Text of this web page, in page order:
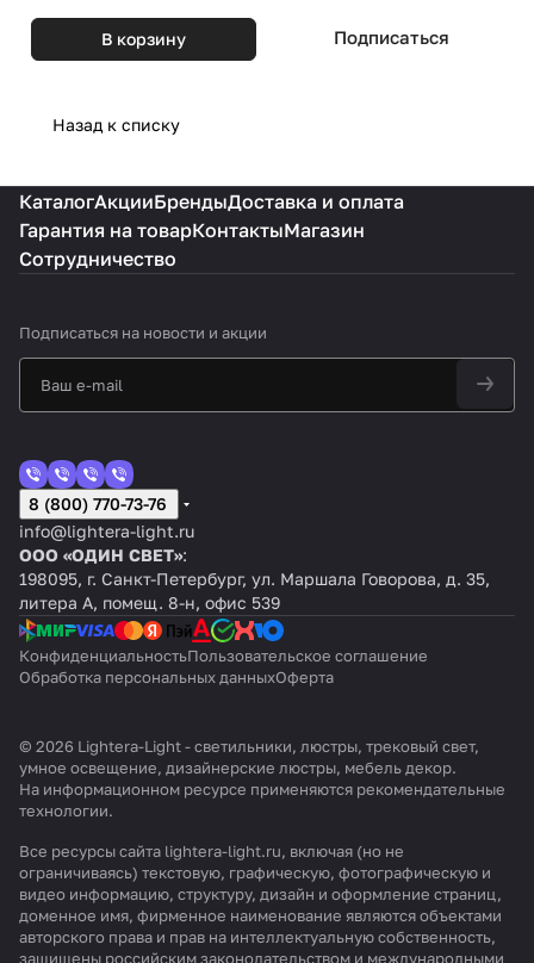
В корзину Подписаться
Назад к списку
КаталогАкцииБрендыДоставка и оплата
Гарантия на товарКонтактыМагазин
Сотрудничество
Подписаться на новости и акции
8 (800) 770-73-76
info@lightera-light.ru
ООО «ОДИН СВЕТ»:
198095, г. Санкт-Петербург, ул. Маршала Говорова, д. 35,
литера А, помещ. 8-н, офис 539
КонфиденциальностьПользовательское соглашение
Обработка персональных данныхОферта
© 2026 Lightera-Light - светильники, люстры, трековый свет,
умное освещение, дизайнерские люстры, мебель декор.
На информационном ресурсе применяются рекомендательные
технологии.
Все ресурсы сайта lightera-light.ru, включая (но не
ограничиваясь) текстовую, графическую, фотографическую и
видео информацию, структуру, дизайн и оформление страниц,
доменное имя, фирменное наименование являются объектами
авторского права и прав на интеллектуальную собственность,
защищены российским законодательством и международными